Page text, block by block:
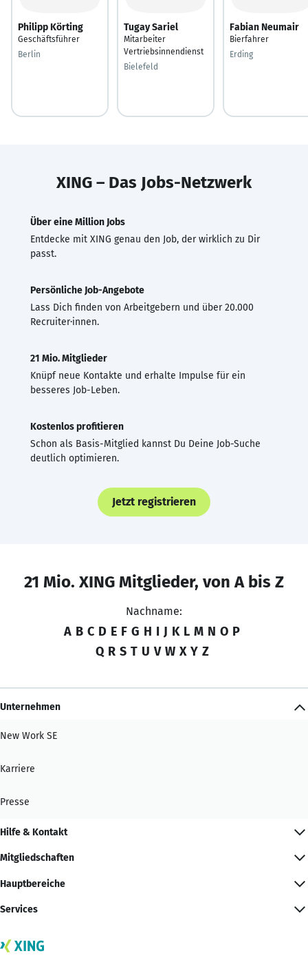
Philipp Körting
Geschäftsführer
Berlin
Tugay Sariel
Mitarbeiter
Vertriebsinnendienst
Bielefeld
Fabian Neumair
Bierfahrer
Erding
XING – Das Jobs-Netzwerk
Über eine Million Jobs
Entdecke mit XING genau den Job, der wirklich zu Dir
passt.
Persönliche Job-Angebote
Lass Dich finden von Arbeitgebern und über 20.000
Recruiter·innen.
21 Mio. Mitglieder
Knüpf neue Kontakte und erhalte Impulse für ein
besseres Job-Leben.
Kostenlos profitieren
Schon als Basis-Mitglied kannst Du Deine Job-Suche
deutlich optimieren.
Jetzt registrieren
21 Mio. XING Mitglieder, von A bis Z
Nachname:
A B C D E F G H I J K L M N O P
Q R S T U V W X Y Z
Unternehmen
New Work SE
Karriere
Presse
Hilfe & Kontakt
Mitgliedschaften
Hauptbereiche
Services